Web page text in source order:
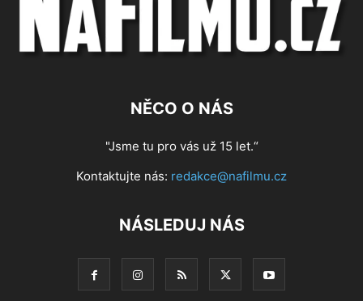
NĚCO O NÁS
"Jsme tu pro vás už 15 let.“
Kontaktujte nás: redakce@nafilmu.cz
NÁSLEDUJ NÁS